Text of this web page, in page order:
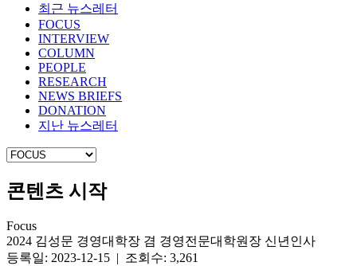
최근 뉴스레터
FOCUS
INTERVIEW
COLUMN
PEOPLE
RESEARCH
NEWS BRIEFS
DONATION
지난 뉴스레터
콘텐츠 시작
Focus
2024 김성문 경영대학장 겸 경영전문대학원장 신년인사
등록일: 2023-12-15 | 조회수: 3,261